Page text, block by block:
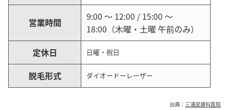
営業時間
9:00 ～ 12:00 / 15:00 〜
18:00（木曜・土曜 午前のみ）
定休日
日曜・祝日
脱毛形式 ダイオードーレーザー
出典： 三浦皮膚科医院